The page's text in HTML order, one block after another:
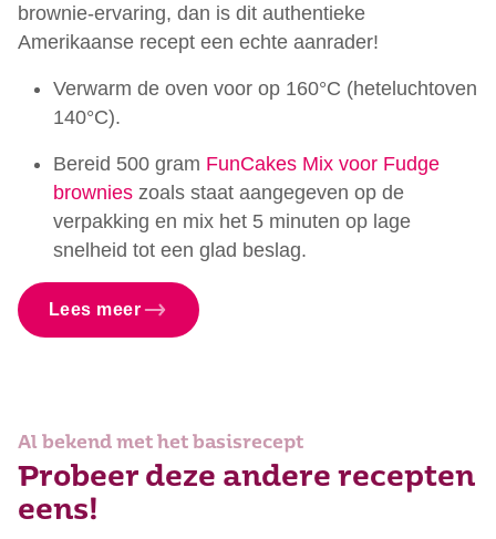
brownie-ervaring, dan is dit authentieke
Amerikaanse recept een echte aanrader!
Verwarm de oven voor op 160°C (heteluchtoven
140°C).
Bereid 500 gram FunCakes Mix voor Fudge
brownies zoals staat aangegeven op de
verpakking en mix het 5 minuten op lage
snelheid tot een glad beslag.
Lees meer
Al bekend met het basisrecept
Probeer deze andere recepten
eens!